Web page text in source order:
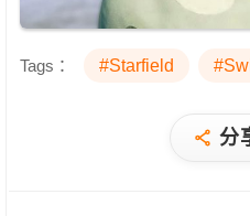
Tags： #Starfield
分